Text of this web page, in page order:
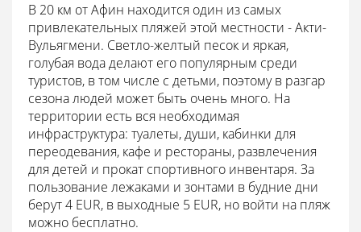
В 20 км от Афин находится один из самых
привлекательных пляжей этой местности - Акти-
Вульягмени. Светло-желтый песок и яркая,
голубая вода делают его популярным среди
туристов, в том числе с детьми, поэтому в разгар
сезона людей может быть очень много. На
территории есть вся необходимая
инфраструктура: туалеты, души, кабинки для
переодевания, кафе и рестораны, развлечения
для детей и прокат спортивного инвентаря. За
пользование лежаками и зонтами в будние дни
берут 4 EUR, в выходные 5 EUR, но войти на пляж
можно бесплатно.